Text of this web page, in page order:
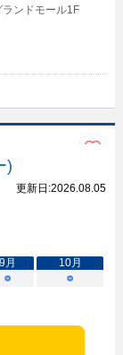
ンドモール1F
)
更新日:2026.08.05
9月 10月
○ ○